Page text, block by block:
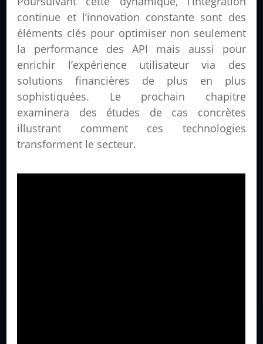
continue et l’innovation constante sont des
éléments clés pour optimiser non seulement
la performance des API mais aussi pour
enrichir l’expérience utilisateur via des
solutions financières de plus en plus
sophistiquées. Le prochain chapitre
examinera des études de cas concrètes
illustrant comment ces technologies
transforment le secteur.